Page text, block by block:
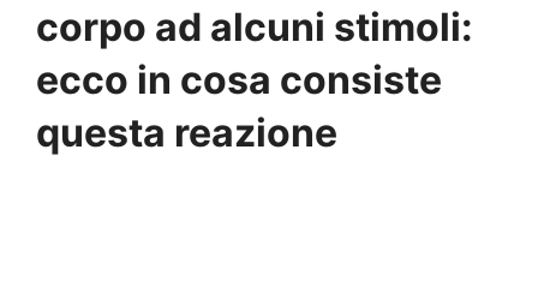
corpo ad alcuni stimoli:
ecco in cosa consiste
questa reazione